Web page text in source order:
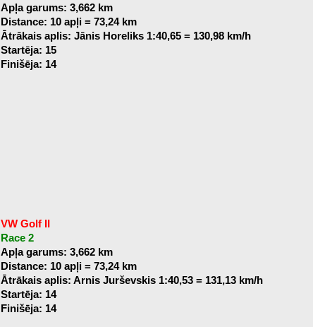
Apļa garums: 3,662 km
Distance: 10 apļi = 73,24 km
Ātrākais aplis: Jānis Horeliks 1:40,65 = 130,98 km/h
Startēja: 15
Finišēja: 14
VW Golf II
Race 2
Apļa garums: 3,662 km
Distance: 10 apļi = 73,24 km
Ātrākais aplis: Arnis Jurševskis 1:40,53 = 131,13 km/h
Startēja: 14
Finišēja: 14